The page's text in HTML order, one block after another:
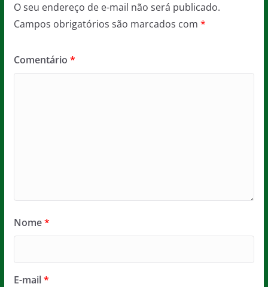
O seu endereço de e-mail não será publicado.
Campos obrigatórios são marcados com *
Comentário *
Nome*
E-mail*